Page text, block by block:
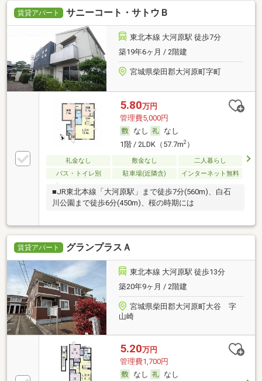
賃貸アパート サニーコート・サトウＢ
東北本線 大河原駅 徒歩7分
築19年6ヶ月 / 2階建
宮城県柴田郡大河原町字町
5.80万円
管理費5,000円
なし
なし
1階 / 2LDK（57.7m2）
礼金なし 敷金なし
二人暮らし
バス・トイレ別
駐車場(近隣含) インターネット無料
■JR東北本線「大河原駅」まで徒歩7分(560m)、白石
川公園まで徒歩6分(450m)、桜の時期には
賃貸アパート グランプラスＡ
東北本線 大河原駅 徒歩13分
築20年9ヶ月 / 2階建
宮城県柴田郡大河原町大谷 字
山崎
5.20万円
管理費1,700円
なし
なし